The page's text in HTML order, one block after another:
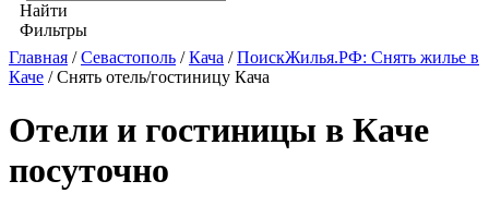
Найти
Фильтры
Главная /Севастополь /Кача /ПоискЖилья.РФ: Снять жилье в
Каче / Снять отель/гостиницу Кача
Отели и гостиницы в Каче
посуточно